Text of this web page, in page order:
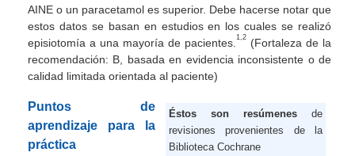
AINE o un paracetamol es superior. Debe hacerse notar que
estos datos se basan en estudios en los cuales se realizó
episiotomía a una mayoría de pacientes. 1,2 (Fortaleza de la
recomendación: B, basada en evidencia inconsistente o de
calidad limitada orientada al paciente)
Éstos son resúmenesde
revisiones provenientes de la
Biblioteca Cochrane
Puntos de
aprendizaje para la
práctica